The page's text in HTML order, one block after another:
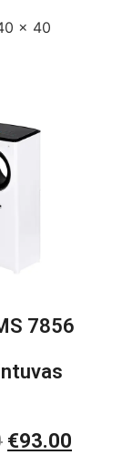
x 40
7856
3in1
€93.00